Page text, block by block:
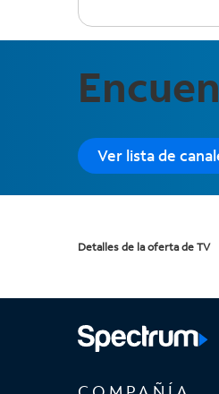
Ver lista de
Detalles de la oferta de TV